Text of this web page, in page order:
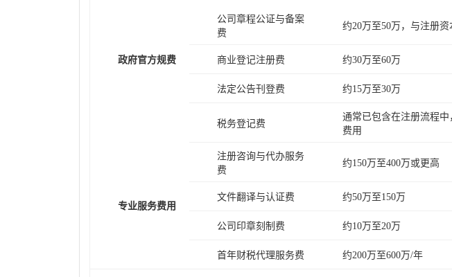
政府官方规费
公司章程公证与备案
费
约20万至50万，与注册资
商业登记注册费 约30万至60万
法定公告刊登费 约15万至30万
税务登记费
通常已包含在注册流程中
费用
专业服务费用
注册咨询与代办服务
费
约150万至400万或更高
文件翻译与认证费 约50万至150万
公司印章刻制费 约10万至20万
首年财税代理服务费 约200万至600万/年